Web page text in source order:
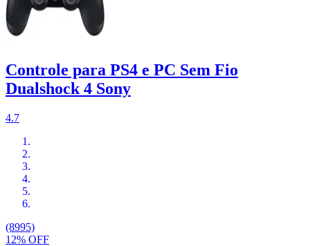
Controle para PS4 e PC Sem Fio
Dualshock 4 Sony
4.7
(8995)
12% OFF